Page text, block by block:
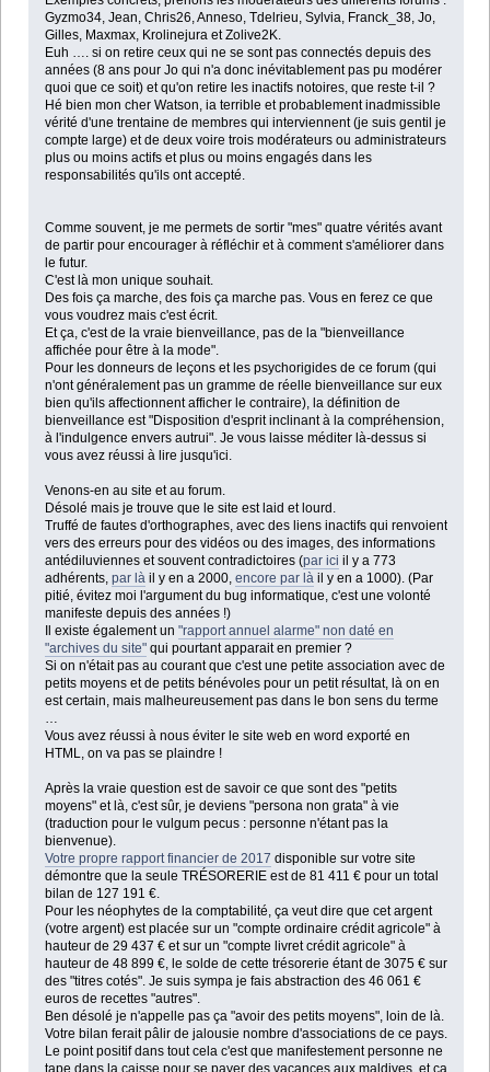
Gyzmo34, Jean, Chris26, Anneso, Tdelrieu, Sylvia, Franck_38, Jo,
Gilles, Maxmax, Krolinejura et Zolive2K.
Euh …. si on retire ceux qui ne se sont pas connectés depuis des
années (8 ans pour Jo qui n'a donc inévitablement pas pu modérer
quoi que ce soit) et qu'on retire les inactifs notoires, que reste t-il ?
Hé bien mon cher Watson, ia terrible et probablement inadmissible
vérité d'une trentaine de membres qui interviennent (je suis gentil je
compte large) et de deux voire trois modérateurs ou administrateurs
plus ou moins actifs et plus ou moins engagés dans les
responsabilités qu'ils ont accepté.
Comme souvent, je me permets de sortir "mes" quatre vérités avant
de partir pour encourager à réfléchir et à comment s'améliorer dans
le futur.
C'est là mon unique souhait.
Des fois ça marche, des fois ça marche pas. Vous en ferez ce que
vous voudrez mais c'est écrit.
Et ça, c'est de la vraie bienveillance, pas de la "bienveillance
affichée pour être à la mode".
Pour les donneurs de leçons et les psychorigides de ce forum (qui
n'ont généralement pas un gramme de réelle bienveillance sur eux
bien qu'ils affectionnent afficher le contraire), la définition de
bienveillance est "Disposition d'esprit inclinant à la compréhension,
à l'indulgence envers autrui". Je vous laisse méditer là-dessus si
vous avez réussi à lire jusqu'ici.
Venons-en au site et au forum.
Désolé mais je trouve que le site est laid et lourd.
Truffé de fautes d'orthographes, avec des liens inactifs qui renvoient
vers des erreurs pour des vidéos ou des images, des informations
antédiluviennes et souvent contradictoires (par ici il y a 773
adhérents, par làil y en a 2000, encore par làil y en a 1000). (Par
pitié, évitez moi l'argument du bug informatique, c'est une volonté
manifeste depuis des années !)
Il existe également un "rapport annuel alarme" non daté en
"archives du site"qui pourtant apparait en premier ?
Si on n'était pas au courant que c'est une petite association avec de
petits moyens et de petits bénévoles pour un petit résultat, là on en
est certain, mais malheureusement pas dans le bon sens du terme
…
Vous avez réussi à nous éviter le site web en word exporté en
HTML, on va pas se plaindre !
Après la vraie question est de savoir ce que sont des "petits
moyens" et là, c'est sûr, je deviens "persona non grata" à vie
(traduction pour le vulgum pecus : personne n'étant pas la
bienvenue).
Votre propre rapport financier de 2017 disponible sur votre site
démontre que la seule TRÉSORERIE est de 81 411 € pour un total
bilan de 127 191 €.
Pour les néophytes de la comptabilité, ça veut dire que cet argent
(votre argent) est placée sur un "compte ordinaire crédit agricole" à
hauteur de 29 437 € et sur un "compte livret crédit agricole" à
hauteur de 48 899 €, le solde de cette trésorerie étant de 3075 € sur
des "titres cotés". Je suis sympa je fais abstraction des 46 061 €
euros de recettes "autres".
Ben désolé je n'appelle pas ça "avoir des petits moyens", loin de là.
Votre bilan ferait pâlir de jalousie nombre d'associations de ce pays.
Le point positif dans tout cela c'est que manifestement personne ne
tape dans la caisse pour se payer des vacances aux maldives, et ça